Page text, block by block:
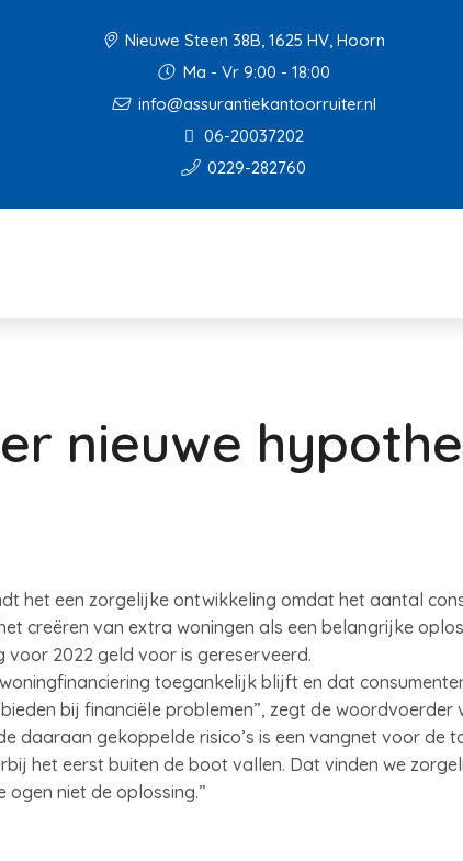
Nieuwe Steen 38B, 1625 HV, Hoorn
Ma - Vr 9:00 - 18:00
info@assurantiekantoorruiter.nl
06-20037202
0229-282760
nieuwe
het een zorgelijke ontwikkeling omdat het aantal
creëren van extra woningen als een belangrijke
2022 geld voor is gereserveerd.
toegankelijk blijft en dat
bij financiële problemen”, zegt de woordvoerder
daaraan gekoppelde risico’s is een vangnet voor de
het eerst buiten de boot vallen. Dat vinden we
ogen niet de oplossing.”